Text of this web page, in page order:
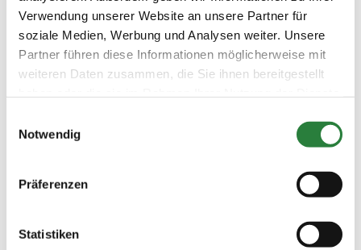
Verwendung unserer Website an unsere Partner für
soziale Medien, Werbung und Analysen weiter. Unsere
Partner führen diese Informationen möglicherweise mit
weiteren Daten zusammen, die Sie ihnen bereitgestellt
Notwendig
Präferenzen
Statistiken
200,00 €
LKL/Art
1 2 3 4 5 LP
LKL/Art
08.03.2019 (
SPR